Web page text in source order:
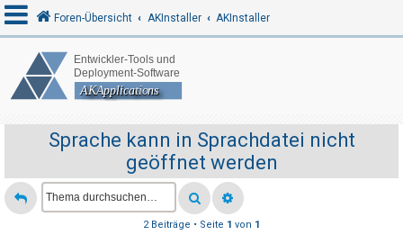
A
l
d
Foren-Übersicht AKInstaller AKInstaller
Sprache kann in Sprachdatei nicht
geöffnet werden
2 Beiträge • Seite 1 von 1